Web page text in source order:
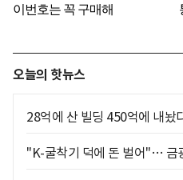
오늘의 핫뉴스
28억에 산 빌딩 450억에 내놨
"K-굴착기 덕에 돈 벌어"… 금